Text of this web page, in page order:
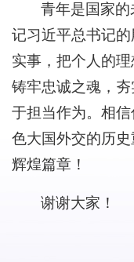
青年是国家
记习近平总书记
实事，把个人的
铸牢忠诚之魂，
于担当作为。相
色大国外交的历
辉煌篇章！
谢谢大家！